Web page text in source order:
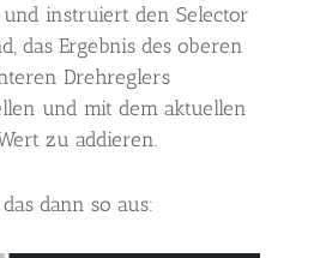
instruiert den Selector
das Ergebnis des oberen
Drehreglers
und mit dem aktuellen
zu addieren.
dann so aus: